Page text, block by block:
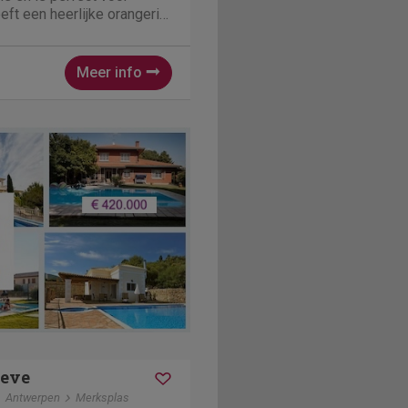
een heerlijke orangerie
Meer info
Antwerpen Merksplas